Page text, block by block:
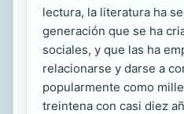
lectura, la literatura ha
generación que se ha
sociales, y que las ha
relacionarse y darse a
popularmente como
treintena con casi diez